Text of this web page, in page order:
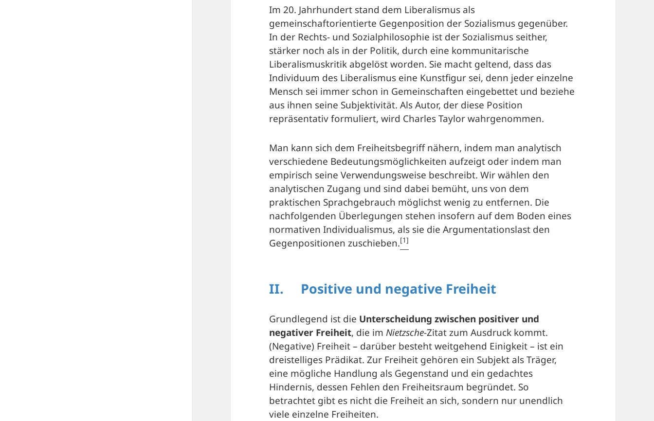
Im 20. Jahrhundert stand dem Liberalismus als
gemeinschaftorientierte Gegenposition der Sozialismus gegenüber.
In der Rechts- und Sozialphilosophie ist der Sozialismus seither,
stärker noch als in der Politik, durch eine kommunitarische
Liberalismuskritik abgelöst worden. Sie macht geltend, dass das
Individuum des Liberalismus eine Kunstfigur sei, denn jeder einzelne
Mensch sei immer schon in Gemeinschaften eingebettet und beziehe
aus ihnen seine Subjektivität. Als Autor, der diese Position
repräsentativ formuliert, wird Charles Taylor wahrgenommen.
Man kann sich dem Freiheitsbegriff nähern, indem man analytisch
verschiedene Bedeutungsmöglichkeiten aufzeigt oder indem man
empirisch seine Verwendungsweise beschreibt. Wir wählen den
analytischen Zugang und sind dabei bemüht, uns von dem
praktischen Sprachgebrauch möglichst wenig zu entfernen. Die
nachfolgenden Überlegungen stehen insofern auf dem Boden eines
normativen Individualismus, als sie die Argumentationslast den
Gegenpositionen zuschieben.[1]
II. Positive und negative Freiheit
Grundlegend ist die Unterscheidung zwischen positiver und
negativer Freiheit, die imNietzsche-Zitat zum Ausdruck kommt.
(Negative) Freiheit – darüber besteht weitgehend Einigkeit – ist ein
dreistelliges Prädikat. Zur Freiheit gehören ein Subjekt als Träger,
eine mögliche Handlung als Gegenstand und ein gedachtes
Hindernis, dessen Fehlen den Freiheitsraum begründet. So
betrachtet gibt es nicht die Freiheit an sich, sondern nur unendlich
viele einzelne Freiheiten.